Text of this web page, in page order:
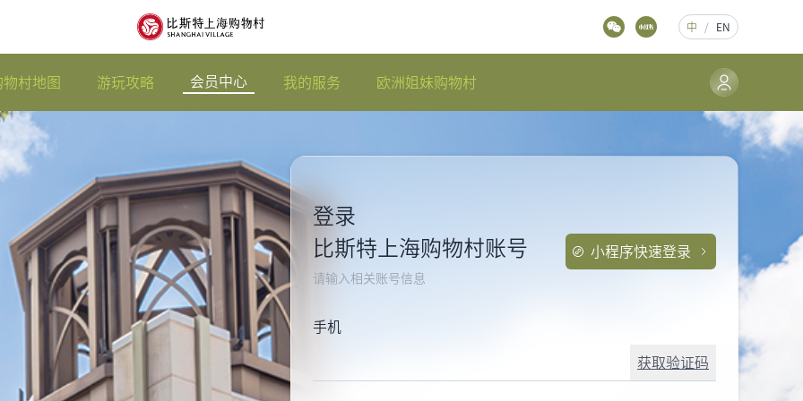
中 / EN
物村地图 游玩攻略 会员中心 我的服务 欧洲姐妹购物村
登录
比斯特上海购物村账号
请输入相关账号信息
小程序快速登录
手机
获取验证码